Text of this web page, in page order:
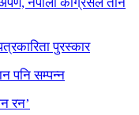
पुरस्कार
पनि सम्पन्न
रन’